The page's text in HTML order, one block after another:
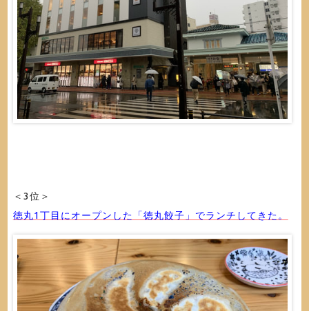
＜3位＞
徳丸1丁目にオープンした「徳丸餃子」でランチしてきた。